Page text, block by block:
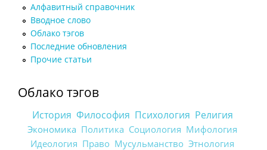
Алфавитный справочник
Вводное слово
Облако тэгов
Последние обновления
Прочие статьи
Облако тэгов
История Философия Психология Религия
Экономика Политика Социология Мифология
Идеология Право Мусульманство Этнология